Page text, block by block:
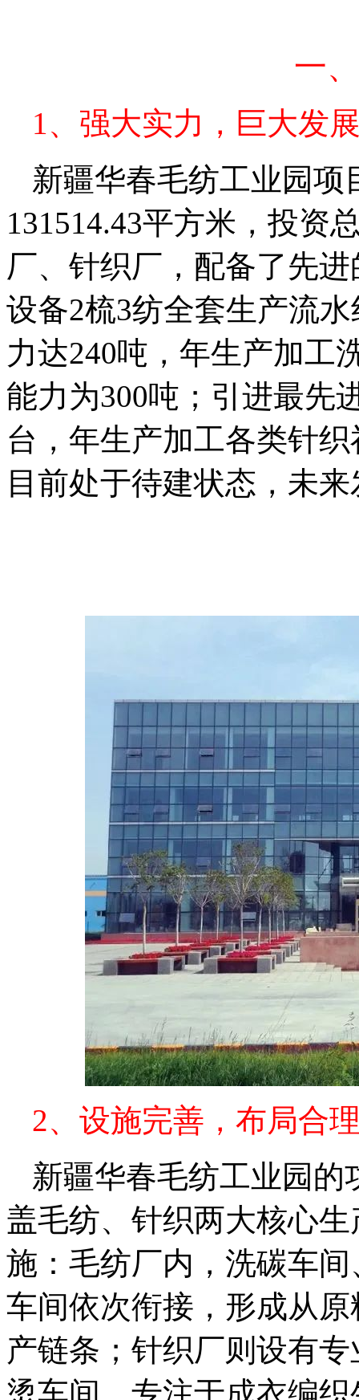
一
1、强大实力，巨大发
新疆华春毛纺工业园项
131514.43平方米，投资
厂、针织厂，配备了先
设备2梳3纺全套生产流
力达240吨，年生产加工
能力为300吨；引进最先
台，年生产加工各类针
目前处于待建状态，未
2、设施完善，布局合
新疆华春毛纺工业园
盖毛纺、针织两大核心
施：毛纺厂内，洗碳车
车间依次衔接，形成从
产链条；针织厂则设有
烫车间，专注于成衣编